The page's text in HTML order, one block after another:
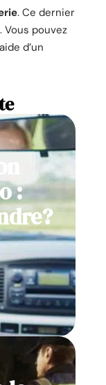
. Ce dernier
pouvez
d’un
: